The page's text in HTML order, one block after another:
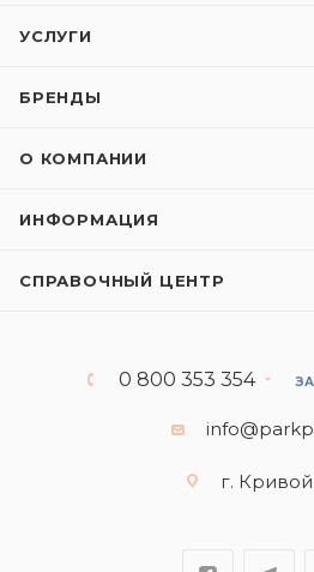
УСЛУГИ
БРЕНДЫ
О КОМПАНИИ
ИНФОРМАЦИЯ
СПРАВОЧНЫЙ ЦЕНТР
0 800 353 354
г.